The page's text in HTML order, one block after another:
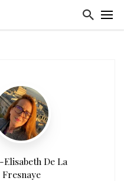
De La
Fresnaye